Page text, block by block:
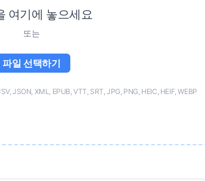
여기에 놓으세요
또는
파일 선택하기
JSON, XML, EPUB, VTT, SRT, JPG, PNG, HEIC, HEIF, WEBP